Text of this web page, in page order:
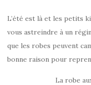
L’été est là et les petits
vous astreindre à un
que les robes peuvent
bonne raison pour
La robe